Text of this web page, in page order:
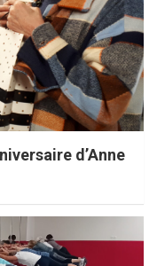
d’Anne